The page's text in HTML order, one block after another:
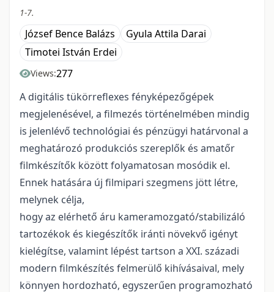
1-7.
József Bence Balázs
Gyula Attila Darai
Timotei István Erdei
Views:277
A digitális tükörreflexes fényképezőgépek
megjelenésével, a filmezés történelmében mindig
is jelenlévő technológiai és pénzügyi határvonal a
meghatározó produkciós szereplők és amatőr
filmkészítők között folyamatosan mosódik el.
Ennek hatására új filmipari szegmens jött létre,
melynek célja,
hogy az elérhető áru kameramozgató/stabilizáló
tartozékok és kiegészítők iránti növekvő igényt
kielégítse, valamint lépést tartson a XXI. századi
modern filmkészítés felmerülő kihívásaival, mely
könnyen hordozható, egyszerűen programozható